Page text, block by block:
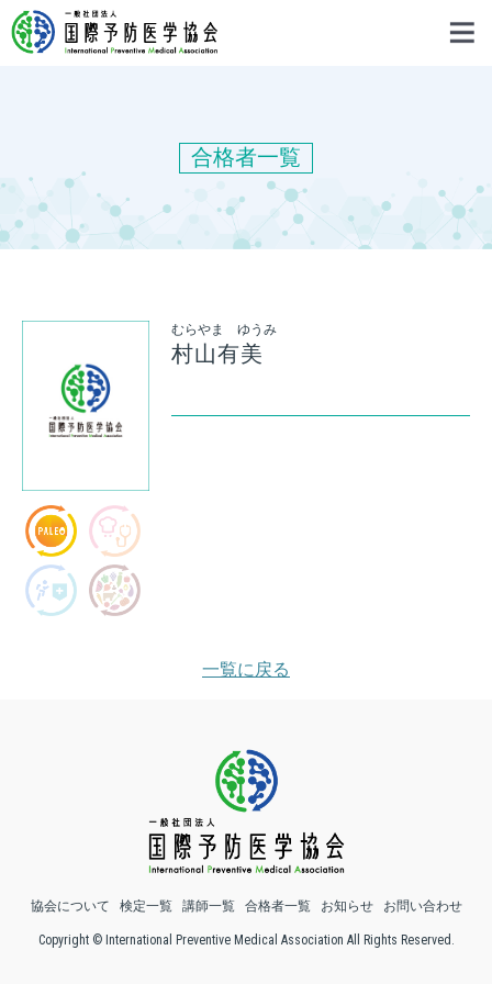
合格者一覧
むらやま ゆうみ
村山有美
一覧に戻る
協会について 検定一覧 講師一覧 合格者一覧 お知らせ お問い合わせ
Copyright © International Preventive Medical Association All Rights Reserved.